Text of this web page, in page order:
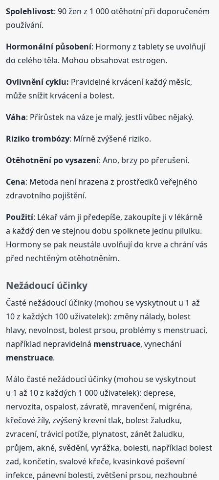
Spolehlivost: 90 žen z 1 000 otěhotní při doporučeném
používání.
Hormonální působení: Hormony z tablety se uvolňují
do celého těla. Mohou obsahovat estrogen.
Ovlivnění cyklu: Pravidelné krvácení každý měsíc,
může snížit krvácení a bolest.
Váha: Přírůstek na váze je malý, jestli vůbec nějaký.
Riziko trombózy: Mírně zvýšené riziko.
Otěhotnění po vysazení: Ano, brzy po přerušení.
Cena: Metoda není hrazena z prostředků veřejného
zdravotního pojištění.
Použití: Lékař vám ji předepíše, zakoupíte ji v lékárně
a každý den ve stejnou dobu spolknete jednu pilulku.
Hormony se pak neustále uvolňují do krve a chrání vás
před nechtěným otěhotněním.
Nežádoucí účinky
Časté nežádoucí účinky (mohou se vyskytnout u 1 až
10 z každých 100 uživatelek): změny nálady, bolest
hlavy, nevolnost, bolest prsou, problémy s menstruací,
například nepravidelná menstruace, vynechání
menstruace.
Málo časté nežádoucí účinky (mohou se vyskytnout
u 1 až 10 z každých 1 000 uživatelek): deprese,
nervozita, ospalost, závratě, mravenčení, migréna,
křečové žíly, zvýšený krevní tlak, bolest žaludku,
zvracení, trávicí potíže, plynatost, zánět žaludku,
průjem, akné, svědění, vyrážka, bolesti, například bolest
zad, končetin, svalové křeče, kvasinkové poševní
infekce, pánevní bolesti, zvětšení prsou, nezhoubné